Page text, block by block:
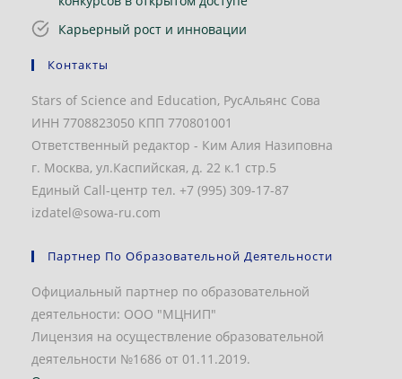
Карьерный рост и инновации
Контакты
Stars of Science and Education, РусАльянс Сова
ИНН 7708823050 КПП 770801001
Ответственный редактор - Ким Алия Назиповна
г. Москва, ул.Каспийская, д. 22 к.1 стр.5
Единый Call-центр тел. +7 (995) 309-17-87
izdatel@sowa-ru.com
Партнер По Образовательной Деятельности
Официальный партнер по образовательной
деятельности: ООО "МЦНИП"
Лицензия на осуществление образовательной
деятельности №1686 от 01.11.2019.